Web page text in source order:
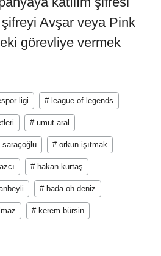
Avşar veya Pink
görevliye vermek
ligi # league of legends
# umut aral
saraçoğlu # orkun işıtmak
# hakan kurtaş
# bada oh deniz
# kerem bürsin